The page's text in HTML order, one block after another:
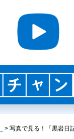
> 写真で見る！「黒岩日